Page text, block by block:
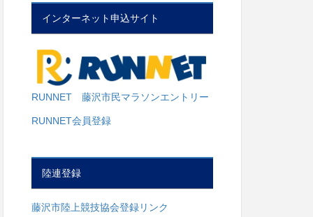
インターネット申込サイト
RUNNET 藤沢市民マラソンエントリー
RUNNET会員登録
陸連登録
藤沢市陸上競技協会登録リンク